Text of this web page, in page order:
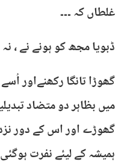
غلطاں کہ ۔۔۔
ڈبویا مجھ کو ہونے نے ، نہ
گھوڑا تانگا رکھنےاور
میں بظاہر دو متضاد
گھوڑے اور اس کے دور
ہمیشہ کے لیئے نفرت